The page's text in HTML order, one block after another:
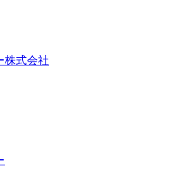
株式会社